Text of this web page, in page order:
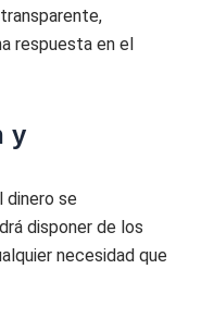
respuesta en el
y
dinero se
disponer de los
necesidad que